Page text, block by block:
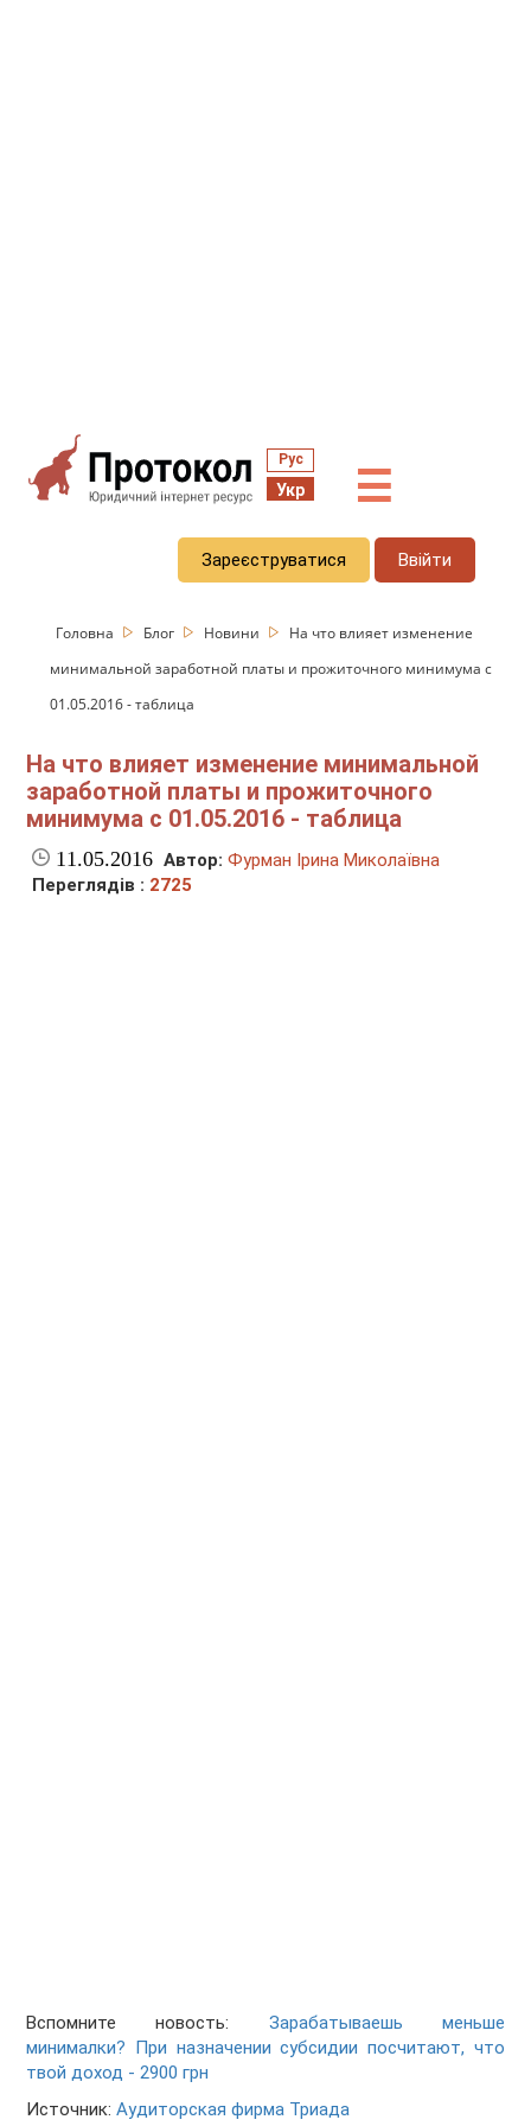
Рус
Укр ☰
Зареєструватися Ввійти
Головна Блог Новини
На что влияет изменение
минимальной заработной платы и прожиточного минимума с
01.05.2016 - таблица
На что влияет изменение минимальной
заработной платы и прожиточного
минимума с 01.05.2016 - таблица
11.05.2016 Автор: Фурман Ірина Миколаївна
Переглядів : 2725
Вспомните новость: Зарабатываешь меньше
минималки? При назначении субсидии посчитают, что
твой доход - 2900 грн
Источник:Аудиторская фирма Триада